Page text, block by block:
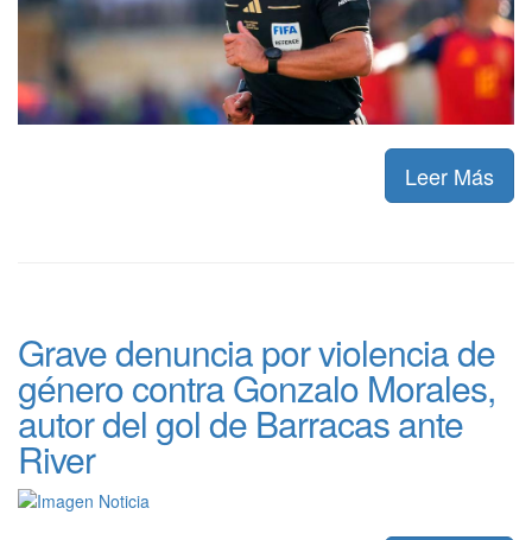
Leer Más
Grave denuncia por violencia de
género contra Gonzalo Morales,
autor del gol de Barracas ante
River